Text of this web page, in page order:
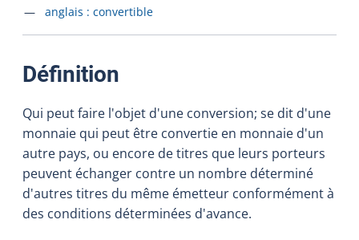
Accéder à la fiche en
anglais : convertible
Définition
Qui peut faire l'objet d'une conversion; se dit d'une
monnaie qui peut être convertie en monnaie d'un
autre pays, ou encore de titres que leurs porteurs
peuvent échanger contre un nombre déterminé
d'autres titres du même émetteur conformément à
des conditions déterminées d'avance.